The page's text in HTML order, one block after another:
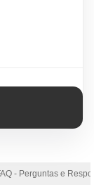
- Perguntas e